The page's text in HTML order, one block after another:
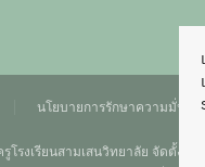
นโยบายการรักษาความมั่นค
โรงเรียนสามเสนวิทยาลัย จัดตั้ง